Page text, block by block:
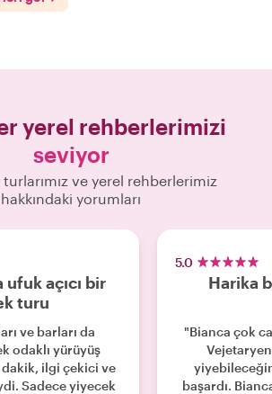
yerel rehberlerimizi
seviyor
ve yerel rehberlerimiz
hakkındaki yorumları
açıcı bir
turu
ve barları da
odaklı yürüyüş
ilgi çekici ve
Sadece yiyecek
5.0
Harika
"Bianca çok
başardı.